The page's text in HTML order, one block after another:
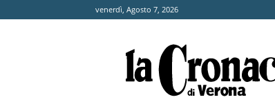
venerdì, Agosto 7, 2026
Cronaca
di
Verona